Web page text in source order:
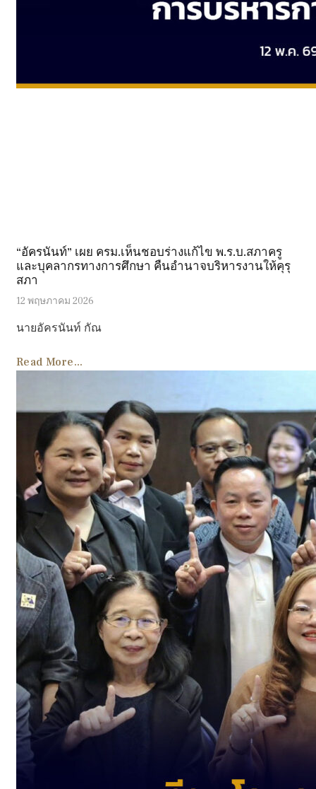
“อัครนันท์” เผย ครม.เห็นชอบร่างแก้ไข พ.ร.บ.สภาครู
และบุคลากรทางการศึกษา คืนอำนาจบริหารงานให้คุรุ
สภา
12 พฤษภาคม 2026
นายอัครนันท์ กัณ
Read More...